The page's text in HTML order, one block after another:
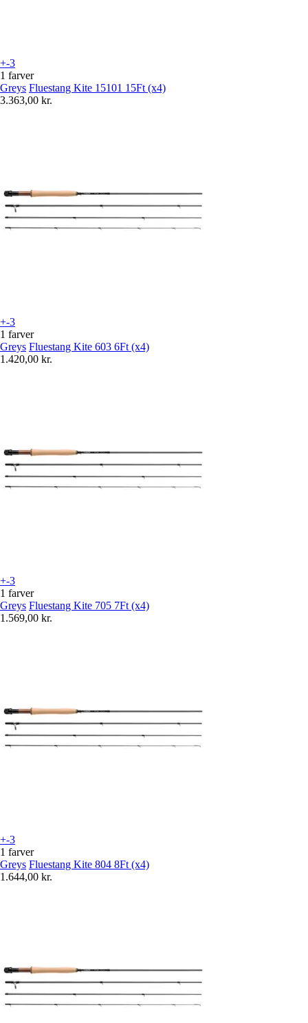
+-3
1 farver
Greys Fluestang Kite 15101 15Ft (x4)
3.363,00 kr.
+-3
1 farver
Greys Fluestang Kite 603 6Ft (x4)
1.420,00 kr.
+-3
1 farver
Greys Fluestang Kite 705 7Ft (x4)
1.569,00 kr.
+-3
1 farver
Greys Fluestang Kite 804 8Ft (x4)
1.644,00 kr.